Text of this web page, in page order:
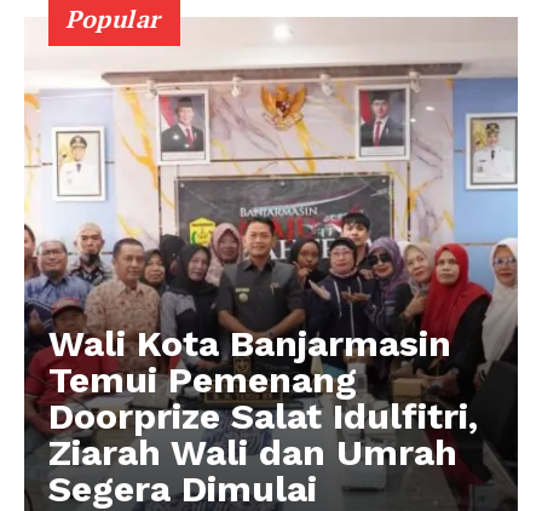
Popular
Wali Kota Banjarmasin
Temui Pemenang
Doorprize Salat Idulfitri,
Ziarah Wali dan Umrah
Segera Dimulai